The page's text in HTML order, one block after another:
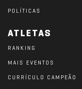
POLÍTICAS
ATLETAS
RANKING
MAIS EVENTOS
CURRÍCULO CAMPEÃO